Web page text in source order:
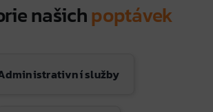
našichpoptávek
služby